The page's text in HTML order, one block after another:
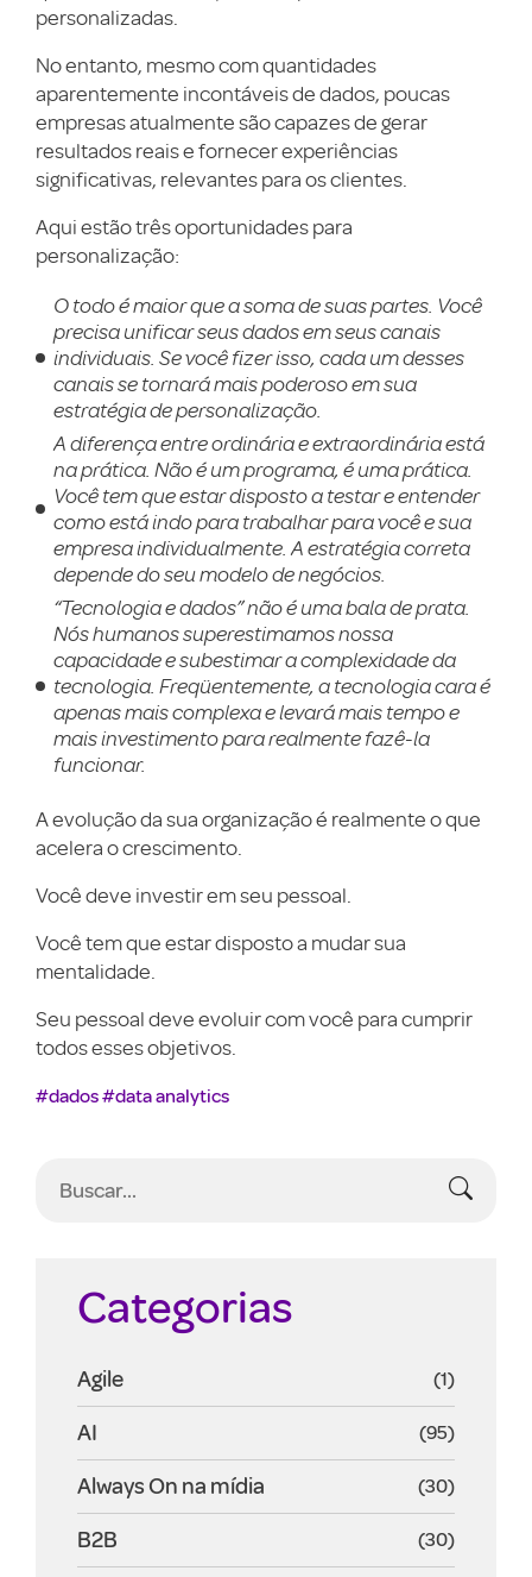
personalizadas.
No entanto, mesmo com quantidades
aparentemente incontáveis de dados, poucas
empresas atualmente são capazes de gerar
resultados reais e fornecer experiências
significativas, relevantes para os clientes.
Aqui estão três oportunidades para
personalização:
O todo é maior que a soma de suas partes. Você
precisa unificar seus dados em seus canais
individuais. Se você fizer isso, cada um desses
canais se tornará mais poderoso em sua
estratégia de personalização.
A diferença entre ordinária e extraordinária está
na prática. Não é um programa, é uma prática.
Você tem que estar disposto a testar e entender
como está indo para trabalhar para você e sua
empresa individualmente. A estratégia correta
depende do seu modelo de negócios.
“Tecnologia e dados” não é uma bala de prata.
Nós humanos superestimamos nossa
capacidade e subestimar a complexidade da
tecnologia. Freqüentemente, a tecnologia cara é
apenas mais complexa e levará mais tempo e
mais investimento para realmente fazê-la
funcionar.
A evolução da sua organização é realmente o que
acelera o crescimento.
Você deve investir em seu pessoal.
Você tem que estar disposto a mudar sua
mentalidade.
Seu pessoal deve evoluir com você para cumprir
todos esses objetivos.
#dados#data analytics
Categorias
Agile (1)
AI (95)
Always On na mídia (30)
B2B (30)